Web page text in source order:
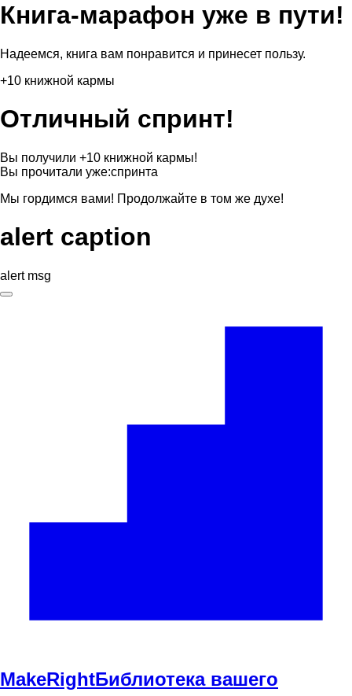
Книга-марафон уже в пути!
Надеемся, книга вам понравится и принесет пользу.
+10 книжной кармы
Отличный спринт!
Вы получили +10 книжной кармы!
Вы прочитали уже:спринта
Мы гордимся вами! Продолжайте в том же духе!
alert caption
alert msg
MakeRightБиблиотека вашего